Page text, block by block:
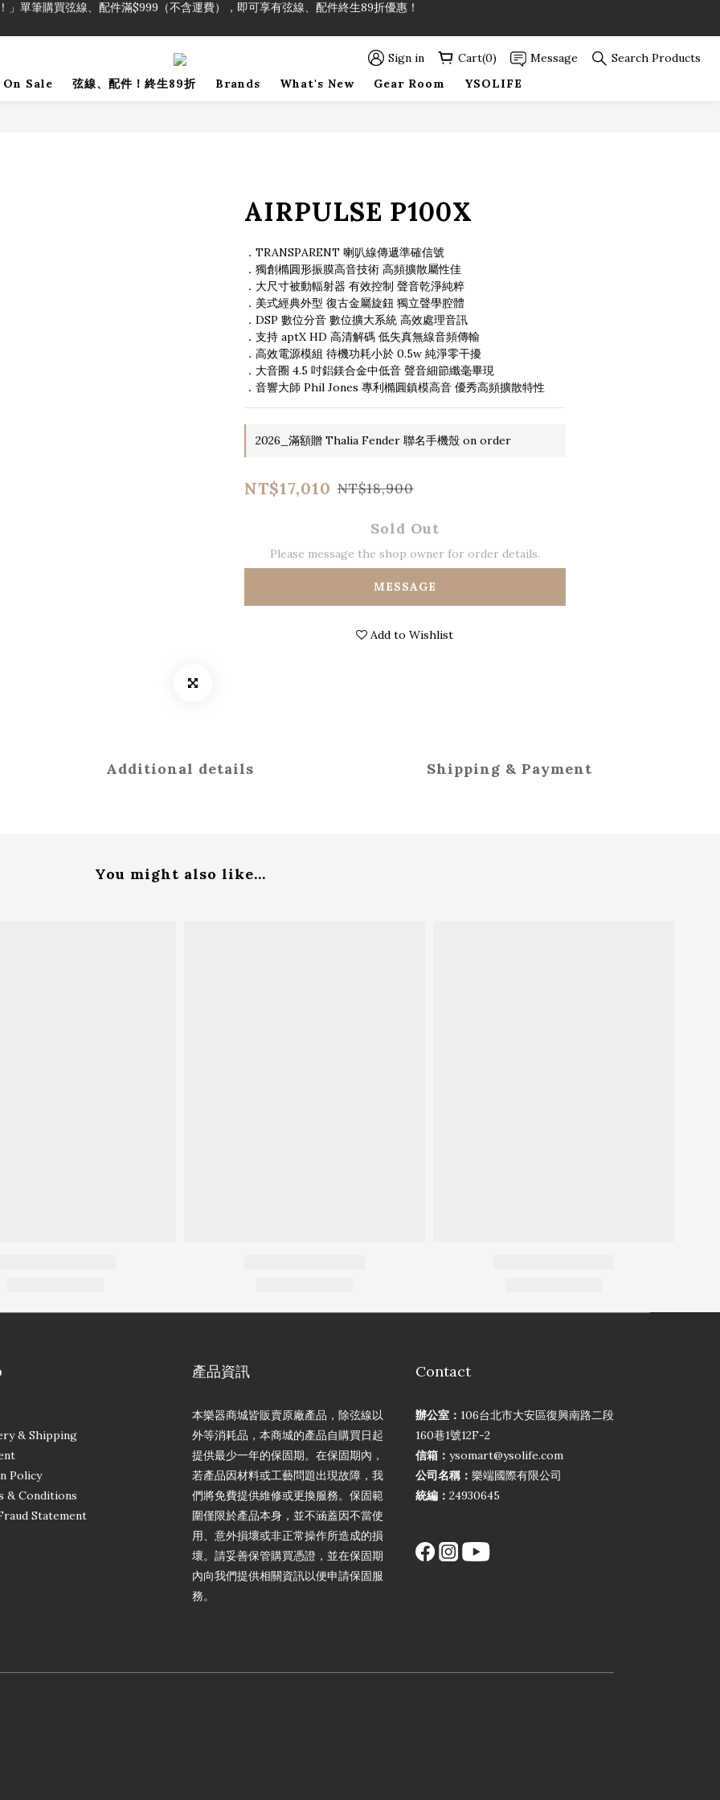
」單筆購買弦線、配件滿$999（不含運費），即可享有弦線、配件終生89折優惠！
！」單筆購買弦線、配件滿$999（不含運費），即可享有弦線、配件終生89折優惠！
Sign in Cart(0) Message
Search Products
On Sale 弦線、配件！終生89折 Brands What's New Gear Room YSOLIFE
AIRPULSE P100X
．TRANSPARENT 喇叭線傳遞準確信號
．獨創橢圓形振膜高音技術 高頻擴散屬性佳
．大尺寸被動輻射器 有效控制 聲音乾淨純粹
．美式經典外型 復古金屬旋鈕 獨立聲學腔體
．DSP 數位分音 數位擴大系統 高效處理音訊
．支持 aptX HD 高清解碼 低失真無線音頻傳輸
．高效電源模組 待機功耗小於 0.5w 純淨零干擾
．大音圈 4.5 吋鋁鎂合金中低音 聲音細節纖毫畢現
．音響大師 Phil Jones 專利橢圓鎮模高音 優秀高頻擴散特性
2026_滿額贈 Thalia Fender 聯名手機殼 on order
NT$17,010 NT$18,900
Sold Out
Please message the shop owner for order details.
MESSAGE
Add to Wishlist
Additional details Shipping & Payment
You might also like...
& Shipping
Policy
& Conditions
Statement
產品資訊
本樂器商城皆販賣原廠產品，除弦線以
外等消耗品，本商城的產品自購買日起
提供最少一年的保固期。在保固期內，
若產品因材料或工藝問題出現故障，我
們將免費提供維修或更換服務。保固範
圍僅限於產品本身，並不涵蓋因不當使
用、意外損壞或非正常操作所造成的損
壞。請妥善保管購買憑證，並在保固期
內向我們提供相關資訊以便申請保固服
務。
Contact
辦公室： 106台北市大安區復興南路二段
160巷1號12F-2
信箱： ysomart@ysolife.com
公司名稱： 樂端國際有限公司
統編： 24930645